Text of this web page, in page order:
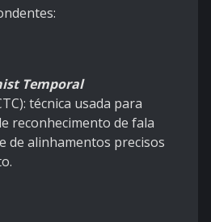
Temporal
técnica usada para
reconhecimento de fala
de alinhamentos precisos